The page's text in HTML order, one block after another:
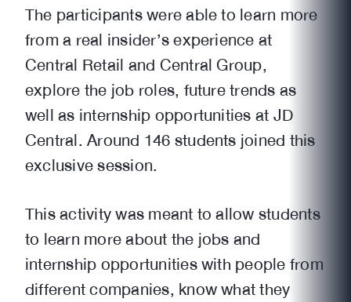
The participants were able to learn more
from a real insider’s experience at
Central Retail and Central Group,
explore the job roles, future trends as
well as internship opportunities at JD
Central. Around 146 students joined this
exclusive session.
This activity was meant to allow students
to learn more about the jobs and
internship opportunities with people from
different companies, know what they